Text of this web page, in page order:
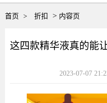
首页 > 折扣 > 内容页
这四款精华液真的能
2023-07-07